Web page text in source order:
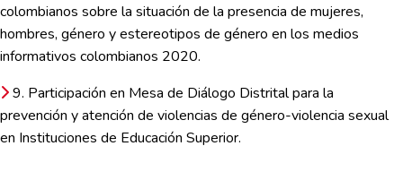
colombianos sobre la situación de la presencia de mujeres,
hombres, género y estereotipos de género en los medios
informativos colombianos 2020.
9. Participación en Mesa de Diálogo Distrital para la
prevención y atención de violencias de género-violencia sexual
en Instituciones de Educación Superior.